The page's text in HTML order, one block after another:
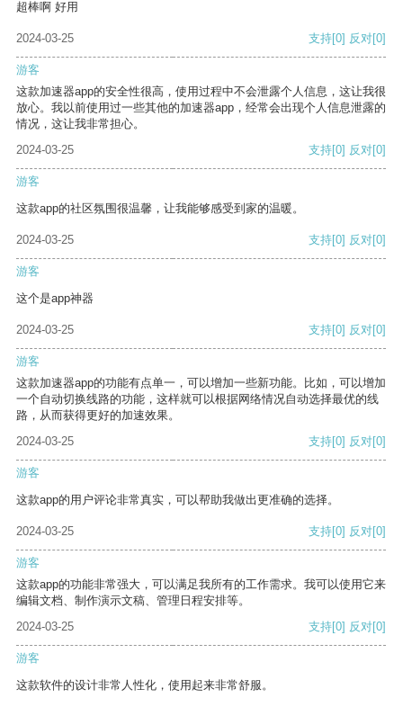
超棒啊 好用
2024-03-25 支持[0] 反对[0]
游客
这款加速器app的安全性很高，使用过程中不会泄露个人信息，这让我很
放心。我以前使用过一些其他的加速器app，经常会出现个人信息泄露的
情况，这让我非常担心。
2024-03-25
支持[0] 反对[0]
游客
这款app的社区氛围很温馨，让我能够感受到家的温暖。
2024-03-25 支持[0] 反对[0]
游客
这个是app神器
2024-03-25 支持[0] 反对[0]
游客
这款加速器app的功能有点单一，可以增加一些新功能。比如，可以增加
一个自动切换线路的功能，这样就可以根据网络情况自动选择最优的线
路，从而获得更好的加速效果。
2024-03-25
支持[0] 反对[0]
游客
这款app的用户评论非常真实，可以帮助我做出更准确的选择。
2024-03-25 支持[0] 反对[0]
游客
这款app的功能非常强大，可以满足我所有的工作需求。我可以使用它来
编辑文档、制作演示文稿、管理日程安排等。
2024-03-25
支持[0] 反对[0]
游客
这款软件的设计非常人性化，使用起来非常舒服。